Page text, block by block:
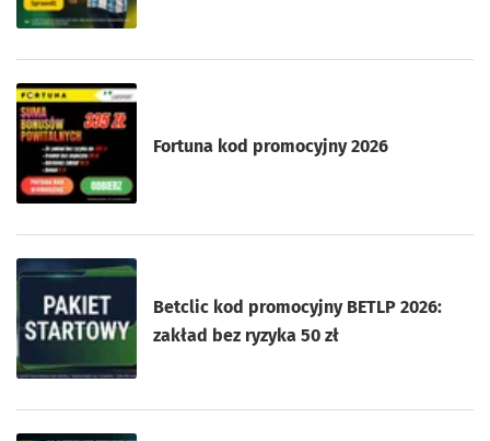
Fortuna kod promocyjny 2026
Betclic kod promocyjny BETLP 2026:
zakład bez ryzyka 50 zł